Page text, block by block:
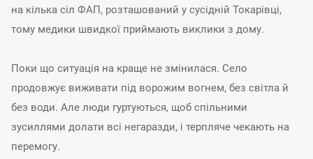
на кілька сіл ФАП, розташований у сусідній Токарівці,
тому медики швидкої приймають виклики з дому.
Поки що ситуація на краще не змінилася. Село
продовжує виживати під ворожим вогнем, без світла й
без води. Але люди гуртуються, щоб спільними
зусиллями долати всі негаразди, і терпляче чекають на
перемогу.